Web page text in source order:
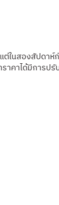
ในสองสัปดาห์
าคาได้มีการป